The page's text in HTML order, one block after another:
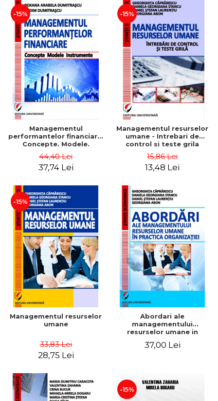
-15%
Managementul
performantelor financiare.
Concepte. Modele.
44,40 Lei
37,74 Lei
-15%
Managementul resurselor
umane - Intrebari de
control si teste grila
15,86 Lei
13,48 Lei
-15%
Managementul resurselor
umane
33,83 Lei
28,75 Lei
Abordari ale
managementului
resurselor umane in
37,00 Lei
-15%